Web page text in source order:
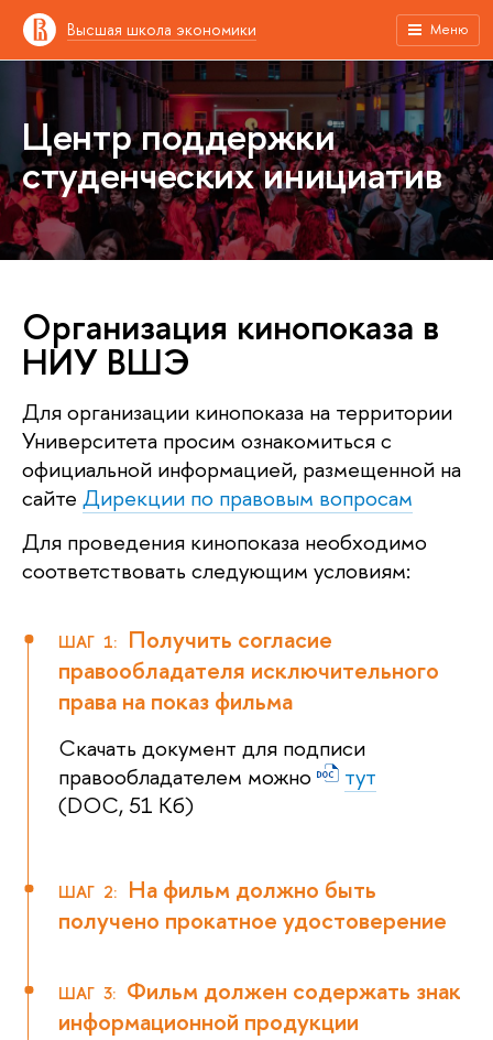
Высшая школа экономики Меню
Центр поддержки
студенческих инициатив
Организация кинопоказа в
НИУ ВШЭ
Для организации кинопоказа на территории
Университета просим ознакомиться с
официальной информацией, размещенной на
сайте Дирекции по правовым вопросам
Для проведения кинопоказа необходимо
соответствовать следующим условиям:
ШАГ 1: Получить согласие
правообладателя исключительного
права на показ фильма
Скачать документ для подписи
правообладателем можно
тут
(DOC, 51 Кб)
ШАГ 2: На фильм должно быть
получено прокатное удостоверение
ШАГ 3: Фильм должен содержать знак
информационной продукции